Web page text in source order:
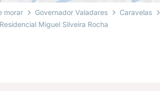
morar Governador Valadares Caravelas
Miguel Silveira Rocha